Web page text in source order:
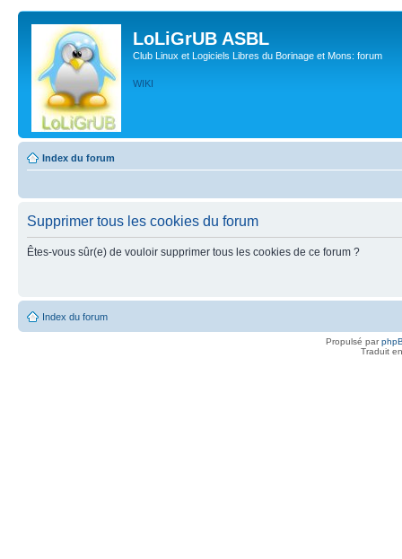
LoLiGrUB ASBL
Club Linux et Logiciels Libres du Borinage et Mons: forum
WIKI
Index du forum
Supprimer tous les cookies du forum
Êtes-vous sûr(e) de vouloir supprimer tous les cookies de ce forum ?
Index du forum
Propulsé par
Traduit